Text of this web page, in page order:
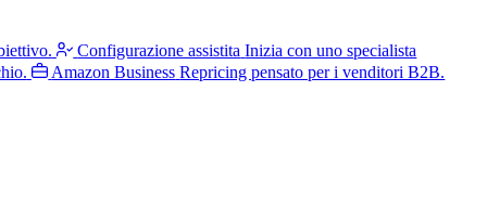
Configurazione assistita Inizia con uno specialista
Amazon Business Repricing pensato per i venditori B2B.